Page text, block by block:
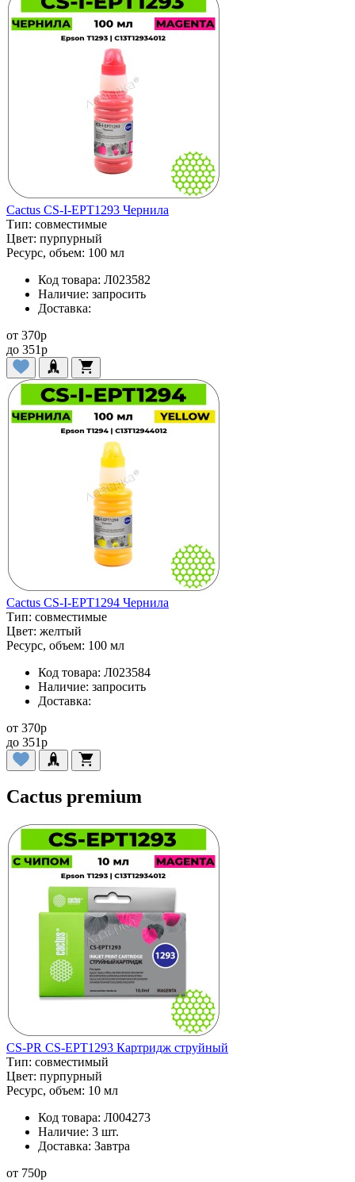
Cactus CS-I-EPT1293 Чернила
Тип: совместимые
Цвет: пурпурный
Ресурс, объем: 100 мл
Код товара: Л023582
Наличие: запросить
Доставка:
от 370p
до 351p
Cactus CS-I-EPT1294 Чернила
Тип: совместимые
Цвет: желтый
Ресурс, объем: 100 мл
Код товара: Л023584
Наличие: запросить
Доставка:
от 370p
до 351p
Cactus premium
CS-PR CS-EPT1293 Картридж струйный
Тип: совместимый
Цвет: пурпурный
Ресурс, объем: 10 мл
Код товара: Л004273
Наличие: 3 шт.
Доставка: Завтра
от 750p